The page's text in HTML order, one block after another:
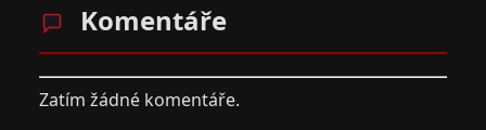
Komentáře
Zatím žádné komentáře.